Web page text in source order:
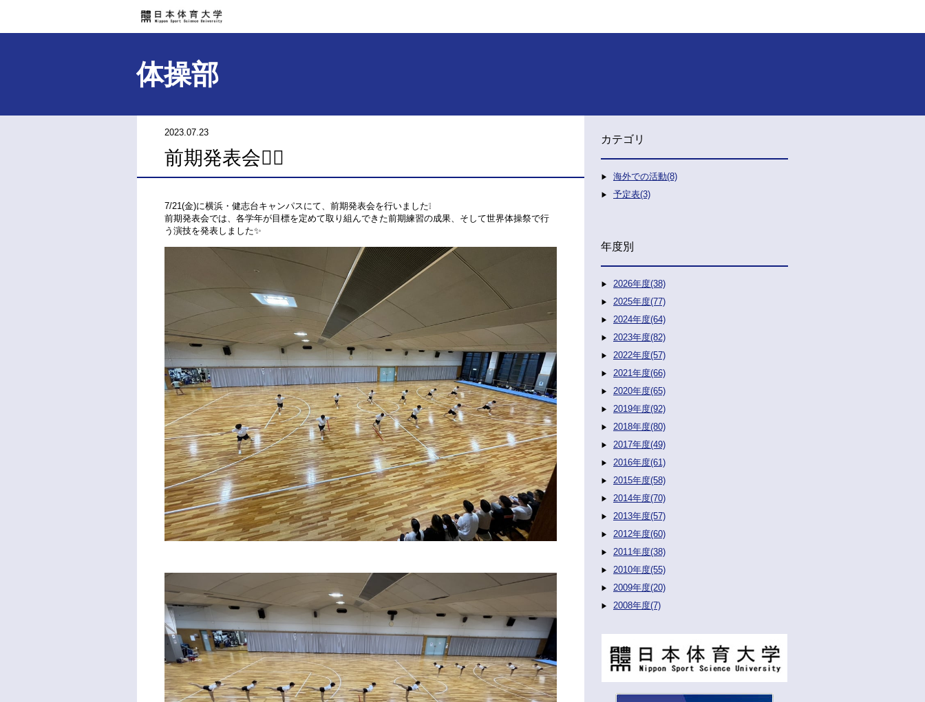
体操部
2023.07.23
前期発表会🤸‍♂️
7/21(金)に横浜・健志台キャンパスにて、前期発表会を行いました❕
前期発表会では、各学年が目標を定めて取り組んできた前期練習の成果、そして世界体操祭で行
う演技を発表しました✨
カテゴリ
海外での活動(8)
予定表(3)
年度別
2026年度(38)
2025年度(77)
2024年度(64)
2023年度(82)
2022年度(57)
2021年度(66)
2020年度(65)
2019年度(92)
2018年度(80)
2017年度(49)
2016年度(61)
2015年度(58)
2014年度(70)
2013年度(57)
2012年度(60)
2011年度(38)
2010年度(55)
2009年度(20)
2008年度(7)